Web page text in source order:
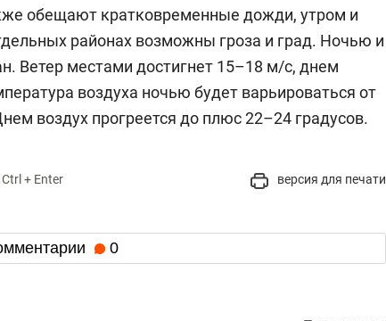
обещают кратковременные дожди, утром и
районах возможны гроза и град. Ночью и
Ветер местами достигнет 15–18 м/с, днем
воздуха ночью будет варьироваться от
воздух прогреется до плюс 22–24 градусов.
+ Enter версия для печати
0